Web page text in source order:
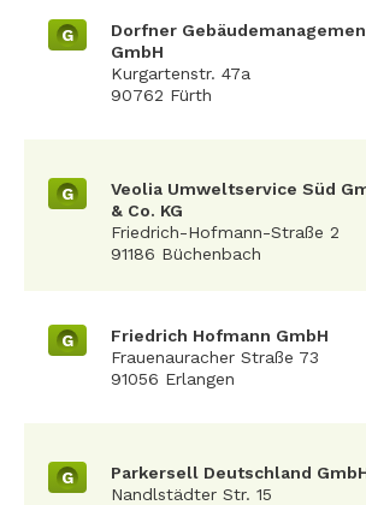
G
Dorfner
GmbH
Kurgartenstr. 47a
90762 Fürth
G
Veolia Umweltservice Süd
& Co. KG
Friedrich-Hofmann-Straße 2
91186 Büchenbach
G
Friedrich Hofmann GmbH
Frauenauracher Straße 73
91056 Erlangen
G
Parkersell Deutschland
Nandlstädter Str. 15